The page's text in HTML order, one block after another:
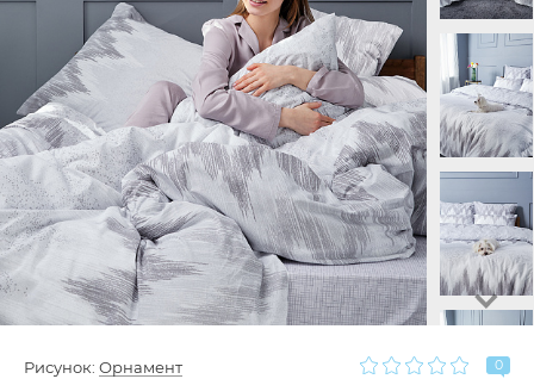
Рисунок: Орнамент 0